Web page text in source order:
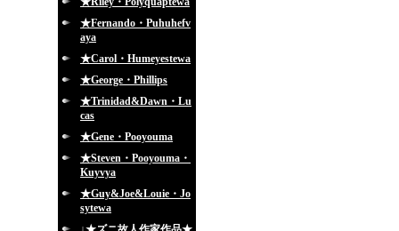
★Fernando・Puhuhefv
aya
★Carol・Humeyestewa
★George・Phillips
★Trinidad&Dawn・Lu
cas
★Gene・Pooyouma
★Steven・Pooyouma・
Kuyvya
★Guy&Joe&Louie・Jo
sytewa